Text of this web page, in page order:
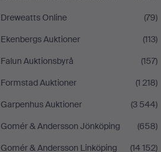
Dreweatts Online
(79)
Ekenbergs Auktioner
(113)
Falun Auktionsbyrå
(157)
Formstad Auktioner
(1 218)
Garpenhus Auktioner
(3 544)
Gomér & Andersson Jönköping
(658)
Gomér & Andersson Linköping
(14 152)